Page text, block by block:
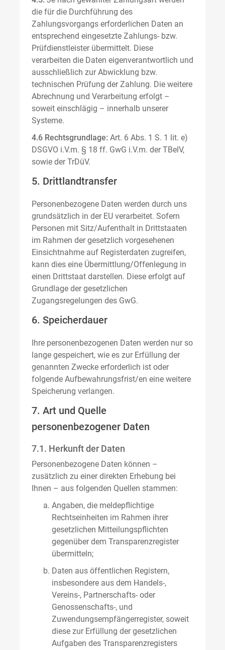
die für die Durchführung des
Zahlungsvorgangs erforderlichen Daten an
entsprechend eingesetzte Zahlungs- bzw.
Prüfdienstleister übermittelt. Diese
verarbeiten die Daten eigenverantwortlich und
ausschließlich zur Abwicklung bzw.
technischen Prüfung der Zahlung. Die weitere
Abrechnung und Verarbeitung erfolgt –
soweit einschlägig – innerhalb unserer
Systeme.
4.6 Rechtsgrundlage: Art. 6 Abs. 1 S. 1 lit. e)
DSGVO i.V.m. § 18 ff. GwG i.V.m. der TBelV,
sowie der TrDüV.
5. Drittlandtransfer
Personenbezogene Daten werden durch uns
grundsätzlich in der EU verarbeitet. Sofern
Personen mit Sitz/Aufenthalt in Drittstaaten
im Rahmen der gesetzlich vorgesehenen
Einsichtnahme auf Registerdaten zugreifen,
kann dies eine Übermittlung/Offenlegung in
einen Drittstaat darstellen. Diese erfolgt auf
Grundlage der gesetzlichen
Zugangsregelungen des GwG.
6. Speicherdauer
Ihre personenbezogenen Daten werden nur so
lange gespeichert, wie es zur Erfüllung der
genannten Zwecke erforderlich ist oder
folgende Aufbewahrungsfrist/en eine weitere
Speicherung verlangen.
7. Art und Quelle
personenbezogener Daten
7.1. Herkunft der Daten
Personenbezogene Daten können –
zusätzlich zu einer direkten Erhebung bei
Ihnen – aus folgenden Quellen stammen:
Angaben, die meldepflichtige
Rechtseinheiten im Rahmen ihrer
gesetzlichen Mitteilungspflichten
gegenüber dem Transparenzregister
übermitteln;
Daten aus öffentlichen Registern,
insbesondere aus dem Handels-,
Vereins-, Partnerschafts- oder
Genossenschafts-, und
Zuwendungsempfängerregister, soweit
diese zur Erfüllung der gesetzlichen
Aufgaben des Transparenzregisters